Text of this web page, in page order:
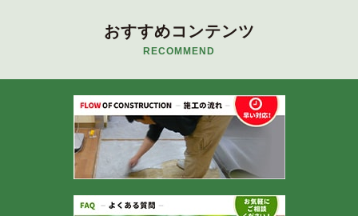
おすすめコンテンツ
RECOMMEND